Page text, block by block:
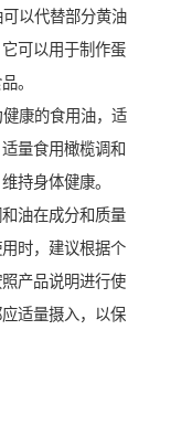
以代替部分黄油
可以用于制作蛋
。
康的食用油，适
量食用橄榄调和
持身体健康。
油在成分和质量
时，建议根据个
产品说明进行使
适量摄入，以保